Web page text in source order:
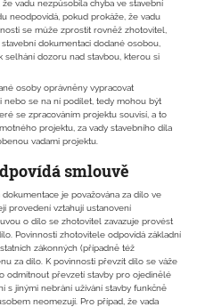
vadu nezpůsobila chyba ve stavební
neodpovídá, pokud prokáže, že vadu
se může zprostit rovněž zhotovitel,
dokumentaci dodané osobou,
dozoru nad stavbou, kterou si
osoby oprávněny vypracovat
nebo se na ní podílet, tedy mohou být
se zpracováním projektu souvisí, a to
projektu, za vady stavebního díla
vadami projektu.
smlouvě
je považována za dílo ve
provedení vztahují ustanovení
o dílo se zhotovitel zavazuje provést
Povinnosti zhotovitele odpovídá základní
zákonných (případně též
za dílo. K povinnosti převzít dílo se váže
odmítnout převzetí stavby pro ojedinělé
s jinými nebrání užívání stavby funkčně
neomezují. Pro případ, že vada